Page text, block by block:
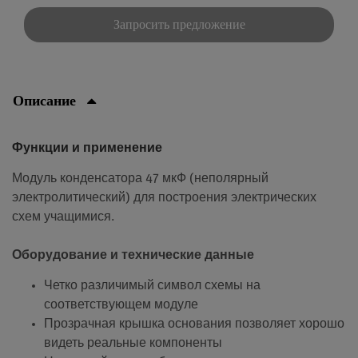
Запросить предложение
Описание
Функции и применение
Модуль конденсатора 47 мкФ (неполярный
электролитический) для построения электрических
схем учащимися.
Оборудование и технические данные
Четко различимый символ схемы на
соответствующем модуле
Прозрачная крышка основания позволяет хорошо
видеть реальные компоненты